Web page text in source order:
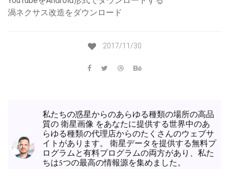
渦ネクサス改造をダウンロード
2017/11/30
私たちの惑星からのあらゆる種類の場所の高品
質の 衛星画像 をあなたに提供する世界中のあ
らゆる種類の代理店からのたくさんのウェブサ
イトがあります。 衛星データを提供する無料プ
ログラムと有料プログラムの両方があり、私た
ちは5つの最高の情報源を集めました。